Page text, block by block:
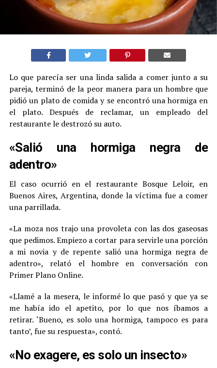
Lo que parecía ser una linda salida a comer junto a su
pareja, terminó de la peor manera para un hombre que
pidió un plato de comida y se encontró una hormiga en
el plato. Después de reclamar, un empleado del
restaurante le destrozó su auto.
«Salió una hormiga negra de
adentro»
El caso ocurrió en el restaurante Bosque Leloir, en
Buenos Aires, Argentina, donde la víctima fue a comer
una parrillada.
«La moza nos trajo una provoleta con las dos gaseosas
que pedimos. Empiezo a cortar para servirle una porción
a mi novia y de repente salió una hormiga negra de
adentro», relató el hombre en conversación con
Primer Plano Online.
«Llamé a la mesera, le informé lo que pasó y que ya se
me había ido el apetito, por lo que nos íbamos a
retirar. ‘Bueno, es solo una hormiga, tampoco es para
tanto’, fue su respuesta», contó.
«No exagere, es solo un insecto»